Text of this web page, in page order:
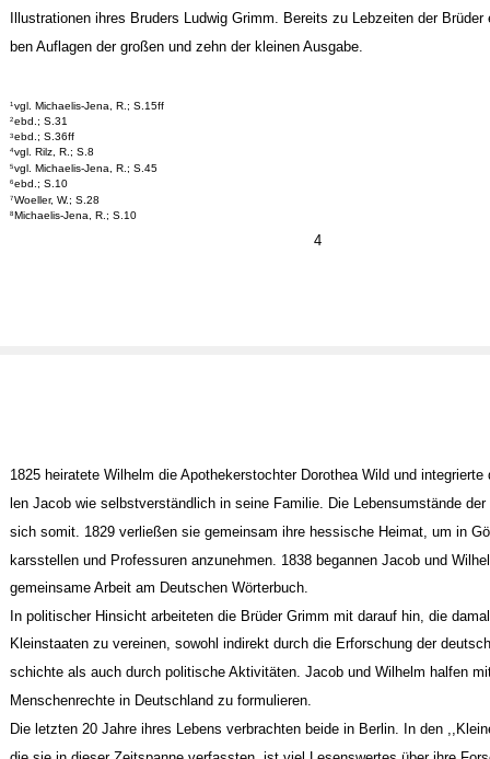
4
Illustrationen ihres Bruders Ludwig Grimm. Bereits zu Lebzeiten der Brüder
ben Auflagen der großen und zehn der kleinen Ausgabe.
1 vgl. Michaelis-Jena, R.; S.15ff
2 ebd.; S.31
3 ebd.; S.36ff
4 vgl. Rilz, R.; S.8
5 vgl. Michaelis-Jena, R.; S.45
6 ebd.; S.10
7 Woeller, W.; S.28
8 Michaelis-Jena, R.; S.10
1825 heiratete Wilhelm die Apothekerstochter Dorothea Wild und integrierte
len Jacob wie selbstverständlich in seine Familie. Die Lebensumstände
sich somit. 1829 verließen sie gemeinsam ihre hessische Heimat, um in
karsstellen und Professuren anzunehmen. 1838 begannen Jacob und
gemeinsame Arbeit am Deutschen Wörterbuch.
In politischer Hinsicht arbeiteten die Brüder Grimm mit darauf hin, die
Kleinstaaten zu vereinen, sowohl indirekt durch die Erforschung der
schichte als auch durch politische Aktivitäten. Jacob und Wilhelm halfen
Menschenrechte in Deutschland zu formulieren.
Die letzten 20 Jahre ihres Lebens verbrachten beide in Berlin. In den